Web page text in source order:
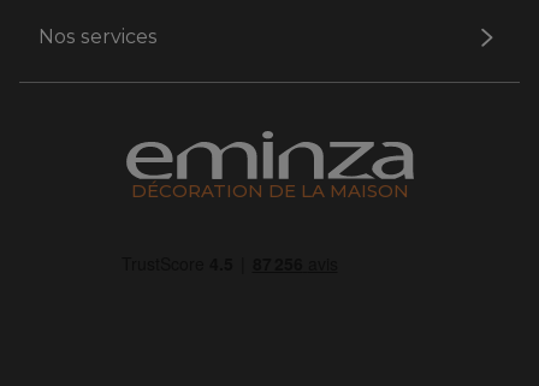
Nos services
DÉCORATION DE LA MAISON